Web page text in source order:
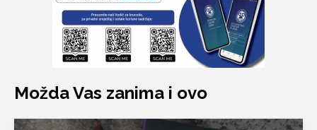
Možda Vas zanima i ovo